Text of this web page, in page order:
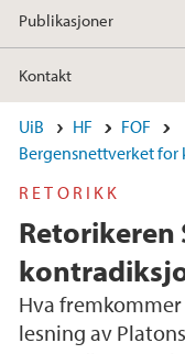
Publikasjoner
Kontakt
UiB HF
FOF
Bergensnettverket
RETORIKK
Retorikeren
Hva
lesning av